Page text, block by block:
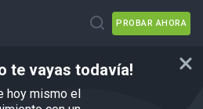
PROBAR AHORA
te vayas todavía!
hoy mismo el
Alternativas